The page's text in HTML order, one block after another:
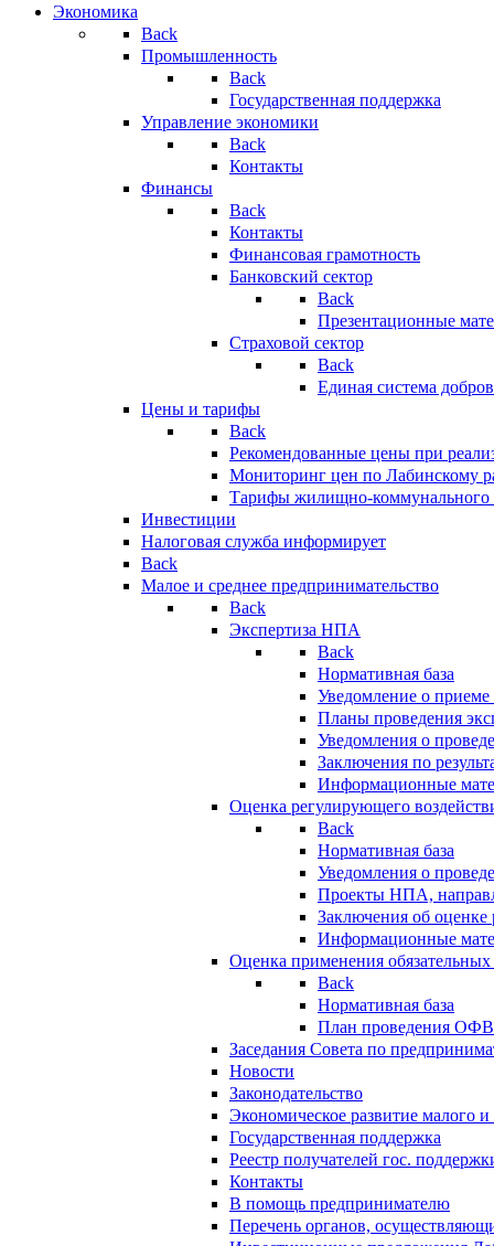
Экономика
Back
Промышленность
Back
Государственная поддержка
Управление экономики
Back
Контакты
Финансы
Back
Контакты
Финансовая грамотность
Банковский сектор
Back
Презентационные
Страховой сектор
Back
Единая система
Цены и тарифы
Back
Рекомендованные цены при
Мониторинг цен по Лабинскому
Тарифы жилищно-коммунального
Инвестиции
Налоговая служба информирует
Back
Малое и среднее предпринимательство
Back
Экспертиза НПА
Back
Нормативная база
Уведомление о
Планы проведения
Уведомления о
Заключения по
Информационные
Оценка регулирующего
Back
Нормативная база
Уведомления о
Проекты НПА,
Заключения об
Информационные
Оценка применения
Back
Нормативная база
План проведения
Заседания Совета по
Новости
Законодательство
Экономическое развитие малого и
Государственная поддержка
Реестр получателей гос.
Контакты
В помощь предпринимателю
Перечень органов,